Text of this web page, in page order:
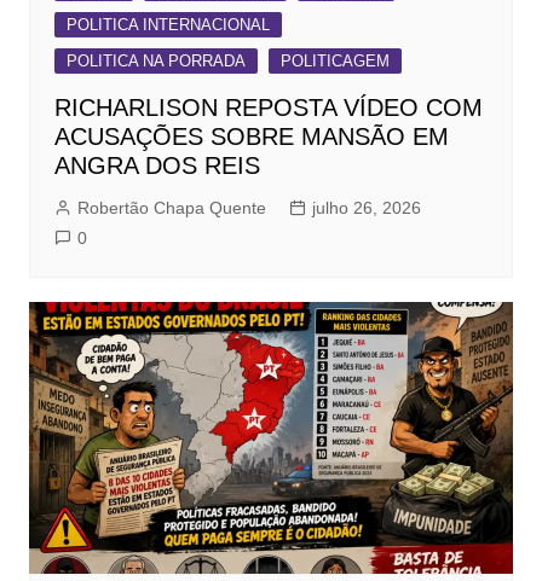
POLITICA INTERNACIONAL
POLITICA NA PORRADA
POLITICAGEM
RICHARLISON REPOSTA VÍDEO COM
ACUSAÇÕES SOBRE MANSÃO EM
ANGRA DOS REIS
Robertão Chapa Quente
julho 26, 2026
0